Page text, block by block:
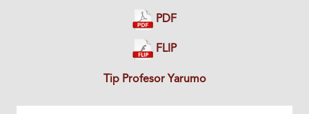
PDF
FLIP
Tip Profesor Yarumo